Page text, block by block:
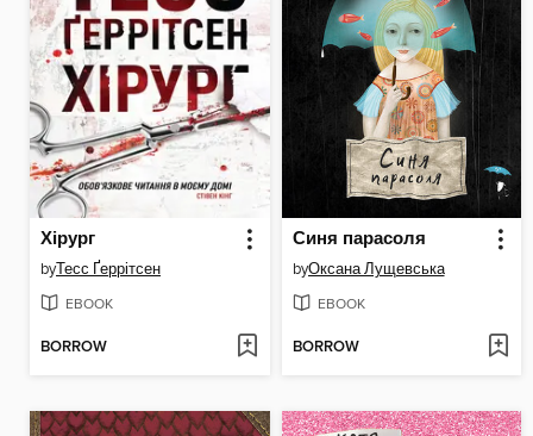
Хірург
byТесс Ґеррітсен
EBOOK
BORROW
Синя парасоля
byОксана Лущевська
EBOOK
BORROW